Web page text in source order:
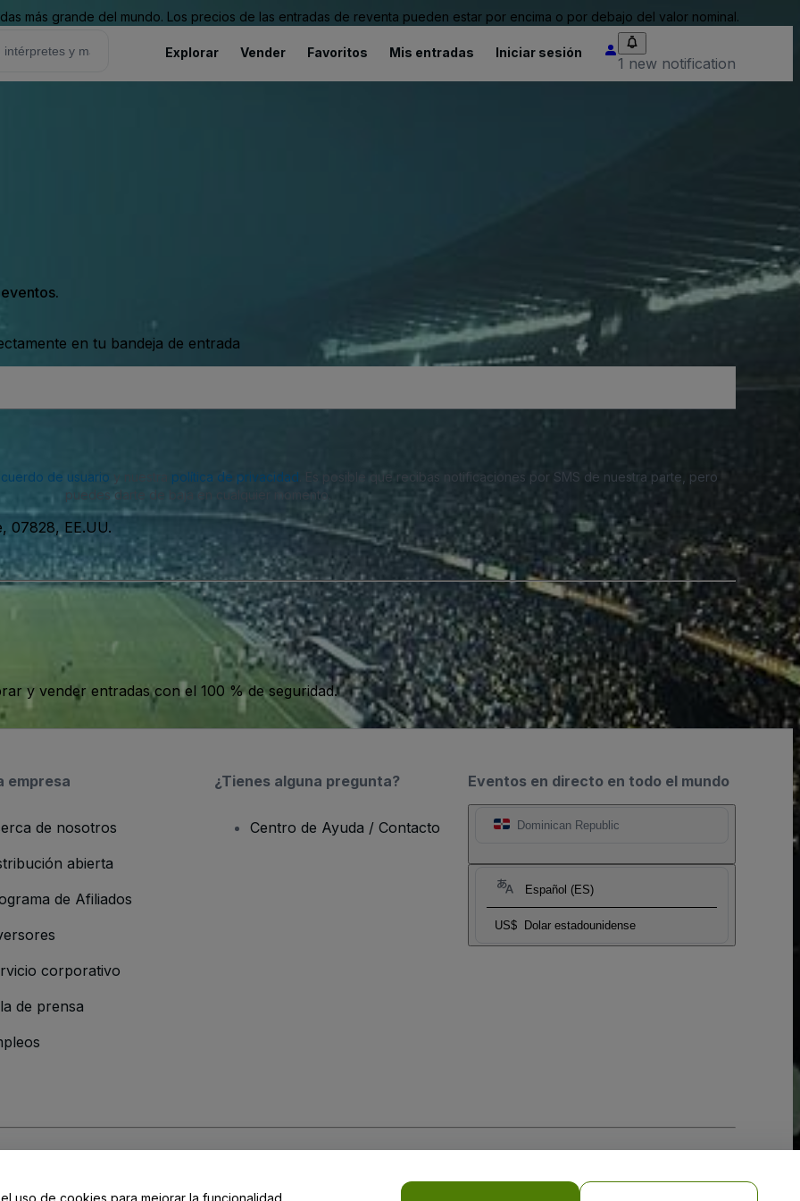
más grande del mundo. Los precios de las entradas de reventa pueden estar por encima o por debajo del valor nominal.
Explorar Vender Favoritos Mis entradas Iniciar sesión
1 new notification
en tu bandeja de entrada
de usuario política de privacidad . Es posible que recibas notificaciones por SMS de nuestra parte, pero
puedes darte de baja en cualquier momento.
07828, EE.UU.
y vender entradas con el 100 % de seguridad.
Eventos en directo en todo el mundo
Dominican Republic
Español (ES)
US$ Dolar estadounidense
empresa
de nosotros
abierta
de Afiliados
corporativo
de prensa
¿Tienes alguna pregunta?
Centro de Ayuda / Contacto
y de laPolítica de Privacidad para Móviles
uso de cookies para mejorar la funcionalidad